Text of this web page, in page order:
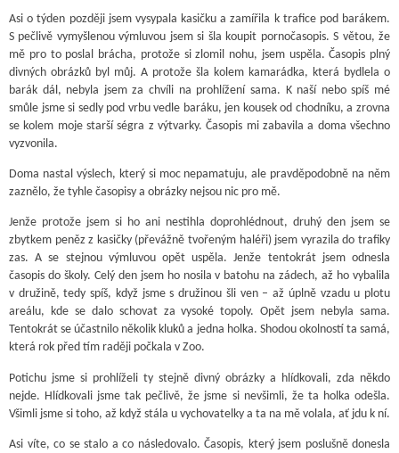
Asi o týden později jsem vysypala kasičku a zamířila k trafice pod barákem.
S pečlivě vymyšlenou výmluvou jsem si šla koupit pornočasopis. S větou, že
mě pro to poslal brácha, protože si zlomil nohu, jsem uspěla. Časopis plný
divných obrázků byl můj. A protože šla kolem kamarádka, která bydlela o
barák dál, nebyla jsem za chvíli na prohlížení sama. K naší nebo spíš mé
smůle jsme si sedly pod vrbu vedle baráku, jen kousek od chodníku, a zrovna
se kolem moje starší ségra z výtvarky. Časopis mi zabavila a doma všechno
vyzvonila.
Doma nastal výslech, který si moc nepamatuju, ale pravděpodobně na něm
zaznělo, že tyhle časopisy a obrázky nejsou nic pro mě.
Jenže protože jsem si ho ani nestihla doprohlédnout, druhý den jsem se
zbytkem peněz z kasičky (převážně tvořeným haléři) jsem vyrazila do trafiky
zas. A se stejnou výmluvou opět uspěla. Jenže tentokrát jsem odnesla
časopis do školy. Celý den jsem ho nosila v batohu na zádech, až ho vybalila
v družině, tedy spíš, když jsme s družinou šli ven – až úplně vzadu u plotu
areálu, kde se dalo schovat za vysoké topoly. Opět jsem nebyla sama.
Tentokrát se účastnilo několik kluků a jedna holka. Shodou okolností ta samá,
která rok před tím raději počkala v Zoo.
Potichu jsme si prohlíželi ty stejně divný obrázky a hlídkovali, zda někdo
nejde. Hlídkovali jsme tak pečlivě, že jsme si nevšimli, že ta holka odešla.
Všimli jsme si toho, až když stála u vychovatelky a ta na mě volala, ať jdu k ní.
Asi víte, co se stalo a co následovalo. Časopis, který jsem poslušně donesla